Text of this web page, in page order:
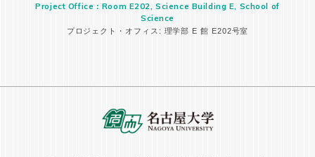
Project Office：Room E202, Science Building E, School of
Science
プロジェクト・オフィス: 理学部 E 館 E202号室